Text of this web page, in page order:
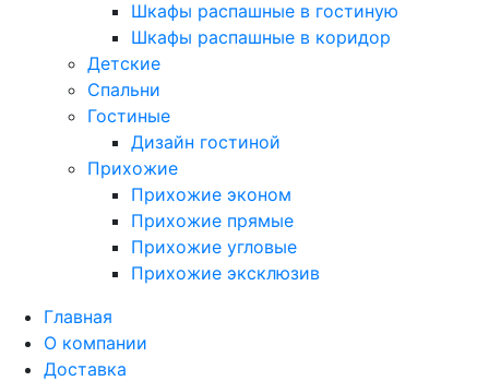
Шкафы распашные в гостиную
Шкафы распашные в коридор
Детские
Спальни
Гостиные
Дизайн гостиной
Прихожие
Прихожие эконом
Прихожие прямые
Прихожие угловые
Прихожие эксклюзив
Главная
О компании
Доставка